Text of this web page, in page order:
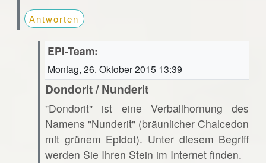
Antworten
EPI-Team:
Montag, 26. Oktober 2015 13:39
Dondorit / Nunderit
"Dondorit" ist eine Verballhornung des
Namens "Nunderit" (bräunlicher Chalcedon
mit grünem Epidot). Unter diesem Begriff
werden Sie Ihren Stein im Internet finden.